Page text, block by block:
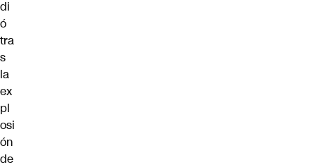
di
ó
tra
s
la
ex
pl
osi
ón
de